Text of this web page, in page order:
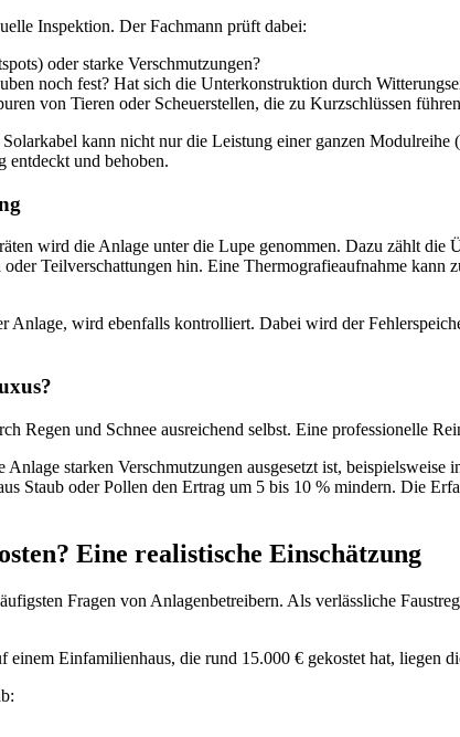
Inspektion. Der Fachmann prüft dabei:
oder starke Verschmutzungen?
noch fest? Hat sich die Unterkonstruktion durch
von Tieren oder Scheuerstellen, die zu Kurzschlüssen
kann nicht nur die Leistung einer ganzen
entdeckt und behoben.
wird die Anlage unter die Lupe genommen. Dazu zählt
Teilverschattungen hin. Eine Thermografieaufnahme
Anlage, wird ebenfalls kontrolliert. Dabei wird der
Regen und Schnee ausreichend selbst. Eine professionelle
starken Verschmutzungen ausgesetzt ist,
Staub oder Pollen den Ertrag um 5 bis 10 % mindern. Die
Eine realistische Einschätzung
Fragen von Anlagenbetreibern. Als verlässliche
Einfamilienhaus, die rund 15.000 € gekostet hat, liegen